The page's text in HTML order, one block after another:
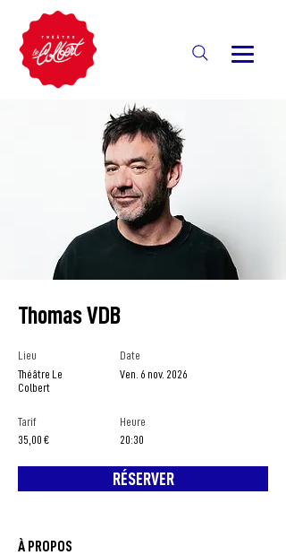
À PROPOS
Thomas VDB
Lieu
Théâtre Le
Colbert
Date
Ven. 6 nov. 2026
Tarif
Heure
20:30
35,00 €
RÉSERVER